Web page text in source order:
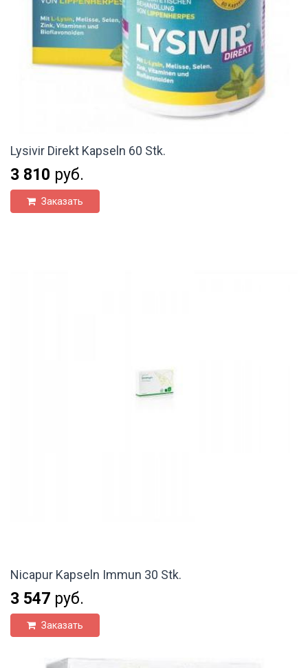
Lysivir Direkt Kapseln 60 Stk.
3 810 руб.
Заказать
Nicapur Kapseln Immun 30 Stk.
3 547 руб.
Заказать